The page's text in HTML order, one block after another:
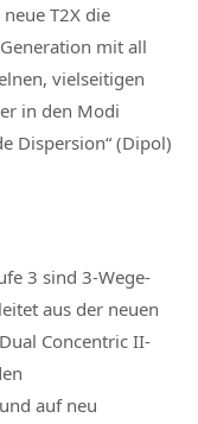
T2X die
mit all
vielseitigen
in den Modi
Dispersion“ (Dipol)
3 sind 3-Wege-
aus der neuen
Concentric II-
auf neu